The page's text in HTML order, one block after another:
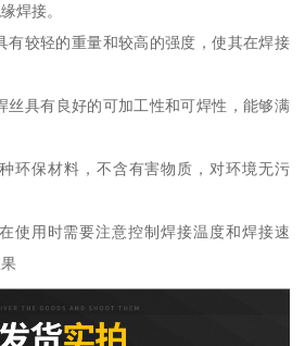
焊接。
有较轻的重量和较高的强度，使其在焊接
丝具有良好的可加工性和可焊性，能够满
环保材料，不含有害物质，对环境无污
使用时需要注意控制焊接温度和焊接速